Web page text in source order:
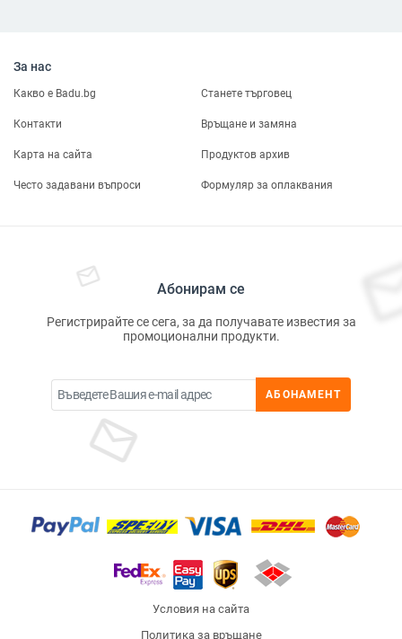
За нас
Какво е Badu.bg Станете търговец
Контакти Връщане и замяна
Карта на сайта Продуктов архив
Често задавани въпроси Формуляр за оплаквания
Абонирам се
Регистрирайте се сега, за да получавате известия за
промоционални продукти.
АБОНАМЕНТ
Условия на сайта
Политика за връщане